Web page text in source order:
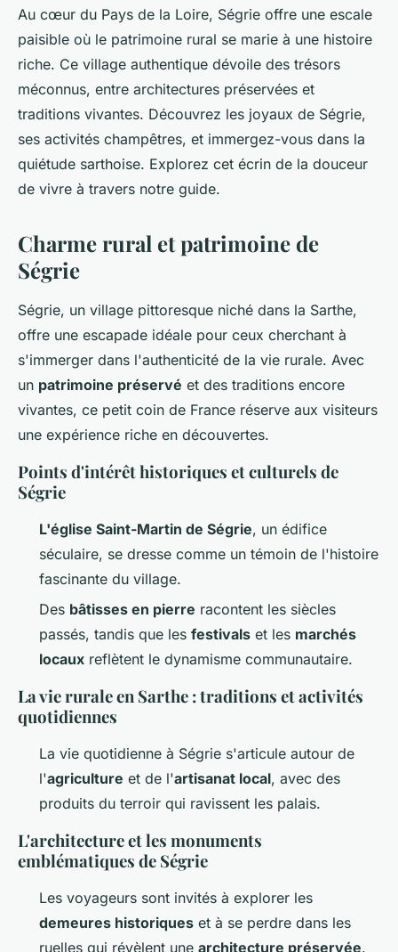
Découverte de Ségrie : un
charme rural en pays de la
Loire
Laura•10 mai 2024•2 min de lecture
Au cœur du Pays de la Loire, Ségrie offre une escale
paisible où le patrimoine rural se marie à une histoire
riche. Ce village authentique dévoile des trésors
méconnus, entre architectures préservées et
traditions vivantes. Découvrez les joyaux de Ségrie,
ses activités champêtres, et immergez-vous dans la
quiétude sarthoise. Explorez cet écrin de la douceur
de vivre à travers notre guide.
Charme rural et patrimoine de
Ségrie
Ségrie, un village pittoresque niché dans la Sarthe,
offre une escapade idéale pour ceux cherchant à
s'immerger dans l'authenticité de la vie rurale. Avec
un patrimoine préservé et des traditions encore
vivantes, ce petit coin de France réserve aux visiteurs
une expérience riche en découvertes.
Points d'intérêt historiques et culturels de
Ségrie
L'église Saint-Martin de Ségrie, un édifice
séculaire, se dresse comme un témoin de l'histoire
fascinante du village.
Des bâtisses en pierre racontent les siècles
passés, tandis que les festivals et les marchés
locaux reflètent le dynamisme communautaire.
La vie rurale en Sarthe : traditions et activités
quotidiennes
La vie quotidienne à Ségrie s'articule autour de
l'agriculture et de l'artisanat local, avec des
produits du terroir qui ravissent les palais.
L'architecture et les monuments
emblématiques de Ségrie
Les voyageurs sont invités à explorer les
demeures historiques et à se perdre dans les
ruelles qui révèlent une architecture préservée.